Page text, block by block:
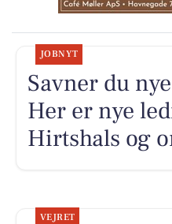
JOBNYT
Savner du
Her er nye
Hirtshals og
VEJRET